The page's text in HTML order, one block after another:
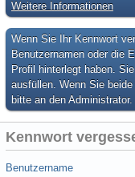
Weitere Informationen
Wenn Sie Ihr Kennwort
Benutzernamen oder die
Profil hinterlegt haben.
ausfüllen. Wenn Sie
bitte an den Administrator.
Kennwort
Benutzername